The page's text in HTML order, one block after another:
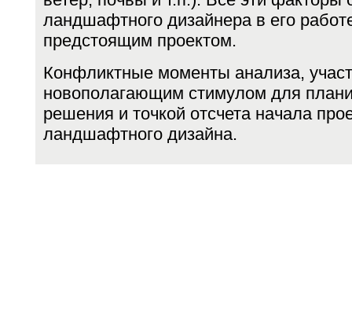
ландшафтного ди­зайнера в его
предстоящим проектом.
Конфликтные моменты анализа,
новополагающим стимулом для
решения и точкой отсчета начала
ландшафтного дизайна.